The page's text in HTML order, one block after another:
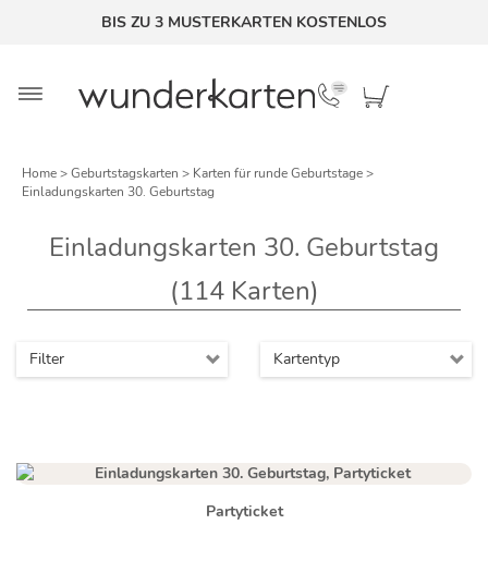
BIS ZU 3 MUSTERKARTEN KOSTENLOS
Home>Geburtstagskarten > Karten für runde Geburtstage>
Einladungskarten 30. Geburtstag
Einladungskarten 30. Geburtstag
(114 Karten)
Filter Kartentyp
Partyticket